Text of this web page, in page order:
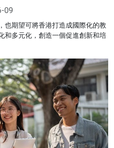
09
也期望可將香港打造成國際化的教
和多元化，創造一個促進創新和培